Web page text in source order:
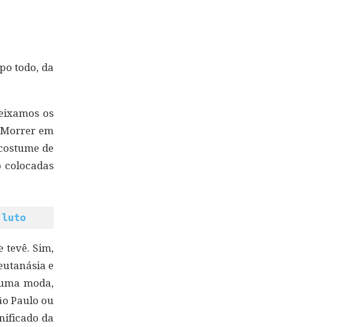
todo, da
os
em
de
colocadas
luto
tevê. Sim,
e
moda,
Paulo ou
da